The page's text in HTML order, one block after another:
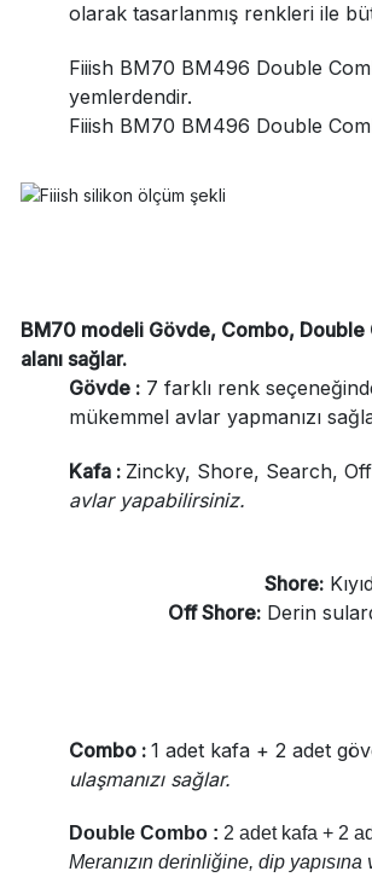
olarak tasarlanmış renkleri ile
Fiiish BM70 BM496 Double
yemlerdendir.
Fiiish BM70 BM496 Double
BM70 modeli Gövde, Combo, Double
alanı sağlar.
Gövde :7 farklı renk
mükemmel avlar yapmanızı
Kafa : Zincky, Shore, Search,
avlar yapabilirsiniz.
Shore:
Off Shore: Derin
Combo : 1 adet kafa + 2 adet
ulaşmanızı sağlar.
Double Combo : 2 adet kafa + 2
Meranızın derinliğine, dip